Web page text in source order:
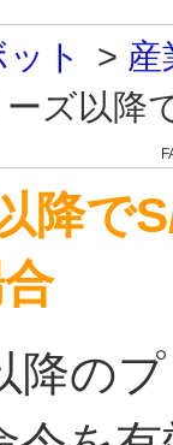
ト > 産
ズ以降
降で
降の